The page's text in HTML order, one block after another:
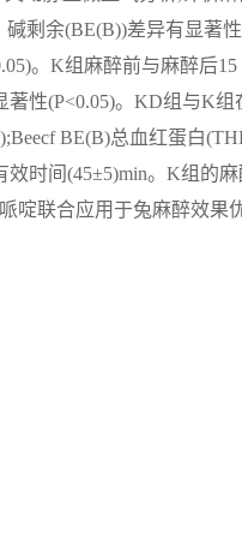
剩余(BE(B))差异有显著
。K组麻醉前与麻醉后15
著性(P<0.05)。KD组与K组
BE(B)总血红蛋白
效时间(45±5)min。K组的
啶联合应用于兔麻醉效果